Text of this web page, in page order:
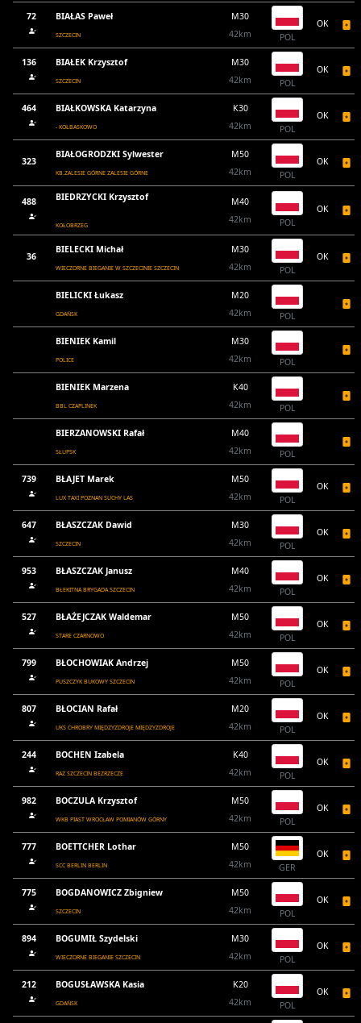
72 BIAŁAS Paweł
SZCZECIN
M30
42km
POL
OK
136 BIAŁEK Krzysztof
SZCZECIN
M30
42km
POL
OK
464 BIAŁKOWSKA Katarzyna
- KOŁBASKOWO
K30
42km
POL
OK
323
BIAŁOGRODZKI Sylwester
KB.ZALESIE GÓRNE ZALESIE GÓRNE
M50
42km
POL
OK
488 BIEDRZYCKI Krzysztof
KOŁOBRZEG
M40
42km
POL
OK
36
BIELECKI Michał
WIECZORNE BIEGANIE W SZCZECINIE SZCZECIN
M30
42km
POL
OK
BIELICKI Łukasz
GDAŃSK
M20
42km
POL
BIENIEK Kamil
POLICE
M30
42km
POL
BIENIEK Marzena
BBL CZAPLINEK
K40
42km
POL
BIERZANOWSKI Rafał
SŁUPSK
M40
42km
POL
739 BŁAJET Marek
LUX TAXI POZNAN SUCHY LAS
M50
42km
POL
OK
647 BŁASZCZAK Dawid
SZCZECIN
M30
42km
POL
OK
953 BŁASZCZAK Janusz
BŁEKITNA BRYGADA SZCZECIN
M40
42km
POL
OK
527 BŁAŻEJCZAK Waldemar
STARE CZARNOWO
M50
42km
POL
OK
799 BŁOCHOWIAK Andrzej
PUSZCZYK BUKOWY SZCZECIN
M50
42km
POL
OK
807 BŁOCIAN Rafał
UKS CHROBRY MIĘDZYZDROJE MIĘDZYZDROJE
M20
42km
POL
OK
244 BOCHEN Izabela
RAZ SZCZECIN BEZRZECZE
K40
42km
POL
OK
982 BOCZULA Krzysztof
WKB PIAST WROCŁAW POMIANÓW GÓRNY
M50
42km
POL
OK
777 BOETTCHER Lothar
SCC BERLIN BERLIN
M50
42km
GER
OK
775 BOGDANOWICZ Zbigniew
SZCZECIN
M50
42km
POL
OK
894 BOGUMIŁ Szydelski
WIECZORNE BIEGANIE SZCZECIN
M30
42km
POL
OK
212 BOGUSŁAWSKA Kasia
GDAŃSK
K20
42km
POL
OK